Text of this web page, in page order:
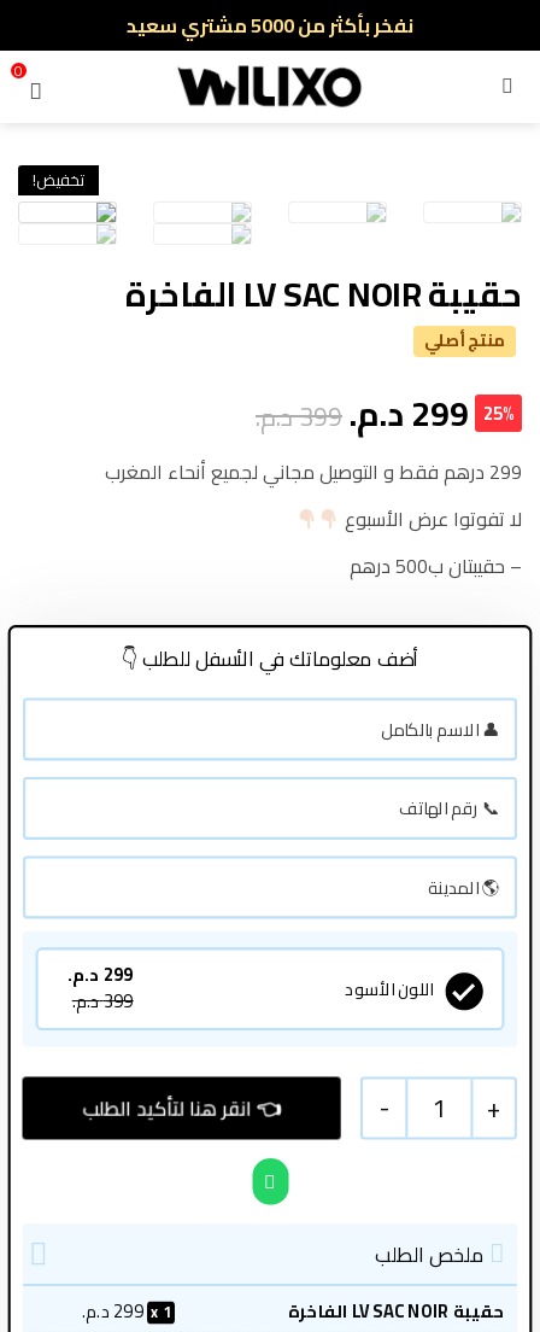
نفخر بأكثر من 5000 مشتري سعيد
أطلب الآن والدفع فقط عند استلام المنتج
القائمة
0
تخفيض!
حقيبة LV SAC NOIR الفاخرة
منتج أصلي
299د.م.399د.م. 25%
299 درهم فقط و التوصيل مجاني لجميع أنحاء المغرب
لا تفوتوا عرض الأسبوع
– حقيبتان ب500 درهم
أضف معلوماتك في الأسفل للطلب 👇
اللون الأسود 299 د.م.
399د.م.
+
1
-
ملخص الطلب
حقيبة LV SAC NOIR الفاخرة 1
299د.م.